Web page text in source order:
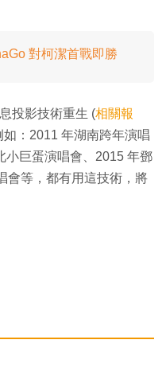
對柯潔首戰即勝
投影技術重生 (相關報
：2011 年湖南跨年演唱
小巨蛋演唱會、2015 年鄧
會等，都有用這技術，將